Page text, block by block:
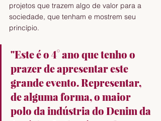
projetos que trazem algo de valor para a
sociedade, que tenham e mostrem seu
princípio.
"Este é o 4° ano que tenho o
prazer de apresentar este
grande evento. Representar,
de alguma forma, o maior
polo da indústria do Denim da